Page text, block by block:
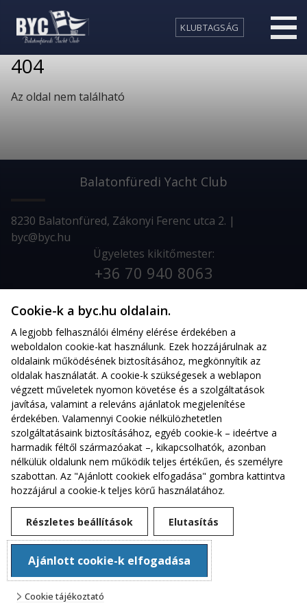
KLUBTAGSÁG
404
Az oldal nem található
Balatonfüredi Yacht Club
8230 Balatonfüred, Zákonyi Ferenc utca 2. |
byc@byc.hu
Ügyeletes kikitőmester:
+36 70 940 8063
Alapszabály
Cookie beállítások
Cookie-k a byc.hu oldalain.
A legjobb felhasználói élmény elérése érdekében a
weboldalon cookie-kat használunk. Ezek hozzájárulnak az
oldalaink működésének biztosításához, megkönnyítik az
oldalak használatát. A cookie-k szükségesek a weblapon
végzett műveletek nyomon követése és a szolgáltatások
javítása, valamint a releváns ajánlatok megjelenítése
érdekében. Valamennyi Cookie nélkülözhetetlen
szolgáltatásaink biztosításához, egyéb cookie-k – ideértve a
harmadik féltől származóakat –, kikapcsolhatók, azonban
nélkülük oldalunk nem működik teljes értékűen, és személyre
szabottan. Az "Ajánlott cookiek elfogadása" gombra kattintva
hozzájárul a cookie-k teljes körű használatához.
Részletes beállítások Elutasítás
Ajánlott cookie-k elfogadása
Cookie tájékoztató